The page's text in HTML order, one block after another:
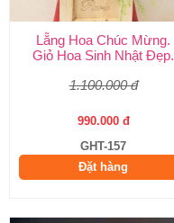
Lẵng Hoa Chúc Mừng.
Giỏ Hoa Sinh Nhật Đẹp.
1.100.000 đ
990.000 đ
GHT-157
Đặt hàng